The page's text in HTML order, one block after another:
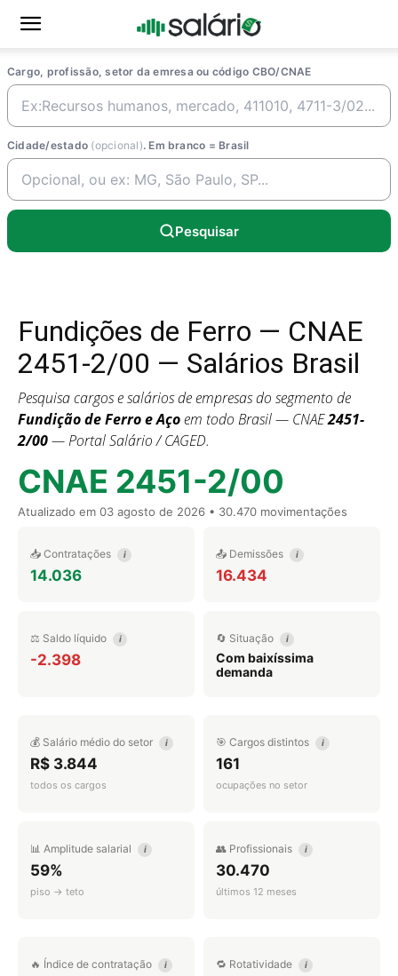
Cargo, profissão, setor da emresa ou código CBO/CNAE
Cidade/estado (opcional). Em branco = Brasil
Pesquisar
Fundições de Ferro — CNAE
2451-2/00 — Salários Brasil
Pesquisa cargos e salários de empresas do segmento de
Fundição de Ferro e Açoem todo Brasil — CNAE2451-
2/00— Portal Salário / CAGED.
CNAE 2451-2/00
Atualizado em 03 agosto de 2026 • 30.470 movimentações
📥 Contratações i
14.036
📤 Demissões i
16.434
⚖️ Saldo líquido i
-2.398
🔄 Situação i
Com baixíssima
demanda
💰 Salário médio do setor i
R$ 3.844
todos os cargos
🎯 Cargos distintos i
161
ocupações no setor
📊 Amplitude salarial i
59%
piso → teto
👥 Profissionais i
30.470
últimos 12 meses
🔥 Índice de contratação i 🔁 Rotatividade i